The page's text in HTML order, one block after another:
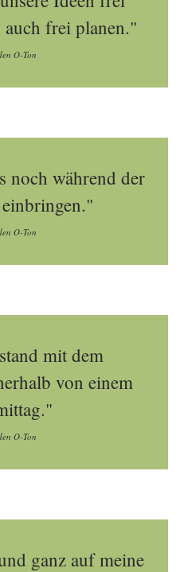
frei planen."
O-Ton
noch während der
O-Ton
mit dem
von einem
O-Ton
ganz auf meine